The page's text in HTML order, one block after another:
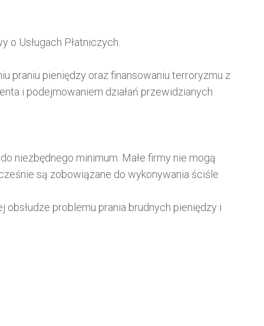
Usługach Płatniczych.
praniu pieniędzy oraz finansowaniu terroryzmu z
i podejmowaniem działań przewidzianych
niezbędnego minimum. Małe firmy nie mogą
są zobowiązane do wykonywania ściśle
problemu prania brudnych pieniędzy i